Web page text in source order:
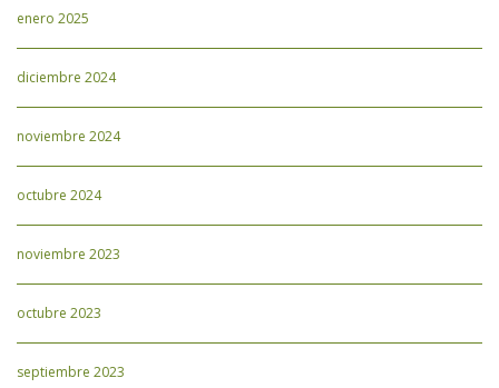
enero 2025
diciembre 2024
noviembre 2024
octubre 2024
noviembre 2023
octubre 2023
septiembre 2023